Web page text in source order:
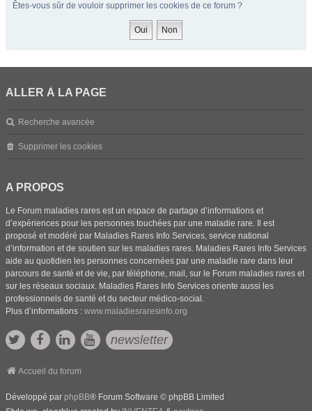
Êtes-vous sûr de vouloir supprimer les cookies de ce forum ?
ALLER À LA PAGE
Recherche avancée
Supprimer les cookies
A PROPOS
Le Forum maladies rares est un espace de partage d’informations et
d’expériences pour les personnes touchées par une maladie rare. Il est
proposé et modéré par Maladies Rares Info Services, service national
d’information et de soutien sur les maladies rares. Maladies Rares Info Services
aide au quotidien les personnes concernées par une maladie rare dans leur
parcours de santé et de vie, par téléphone, mail, sur le Forum maladies rares et
sur les réseaux sociaux. Maladies Rares Info Services oriente aussi les
professionnels de santé et du secteur médico-social.
Plus d’informations : www.maladiesraresinfo.org
newsletter
Accueil du forum
Développé par phpBB® Forum Software © phpBB Limited